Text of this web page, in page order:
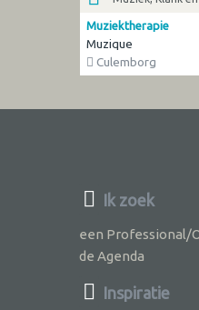
Muziektherapie
Muzique
Culemborg
Ik zoek
een Professional/
de Agenda
Inspiratie